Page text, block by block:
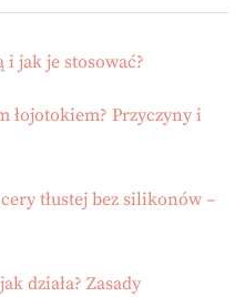
i jak je stosować?
łojotokiem? Przyczyny i
tłustej bez silikonów –
działa? Zasady